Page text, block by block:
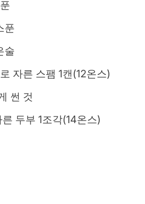
푼
술
자른 스팸 1캔(12온스)
썬 것
두부 1조각(14온스)